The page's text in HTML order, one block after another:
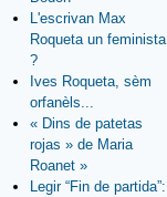
L'escrivan Max
Roqueta un feminista
?
Ives Roqueta, sèm
orfanèls...
« Dins de patetas
rojas » de Maria
Roanet »
Legir “Fin de partida”: